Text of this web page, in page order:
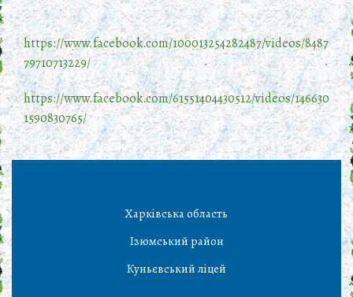
https://www.facebook.com/100013254282487/videos/8487
79710713229/
https://www.facebook.com/61551404430512/videos/146630
1590830765/
Харківська область
Ізюмський район
Куньєвський ліцей